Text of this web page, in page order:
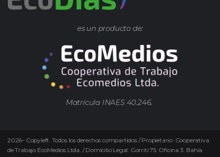
es un producto de:
Matrícula INAES 40.246.
2026– Copyleft. Todos los derechos compartidos / Propietario: Cooperativa
de Trabajo EcoMedios Ltda. / Domicilio Legal: Gorriti 75. Oficina 3. Bahía